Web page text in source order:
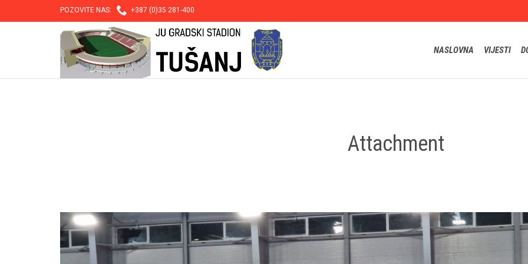
POZOVITE NAS:  +387 (0)35 281-400
NASLOVNA VIJESTI
Attachment